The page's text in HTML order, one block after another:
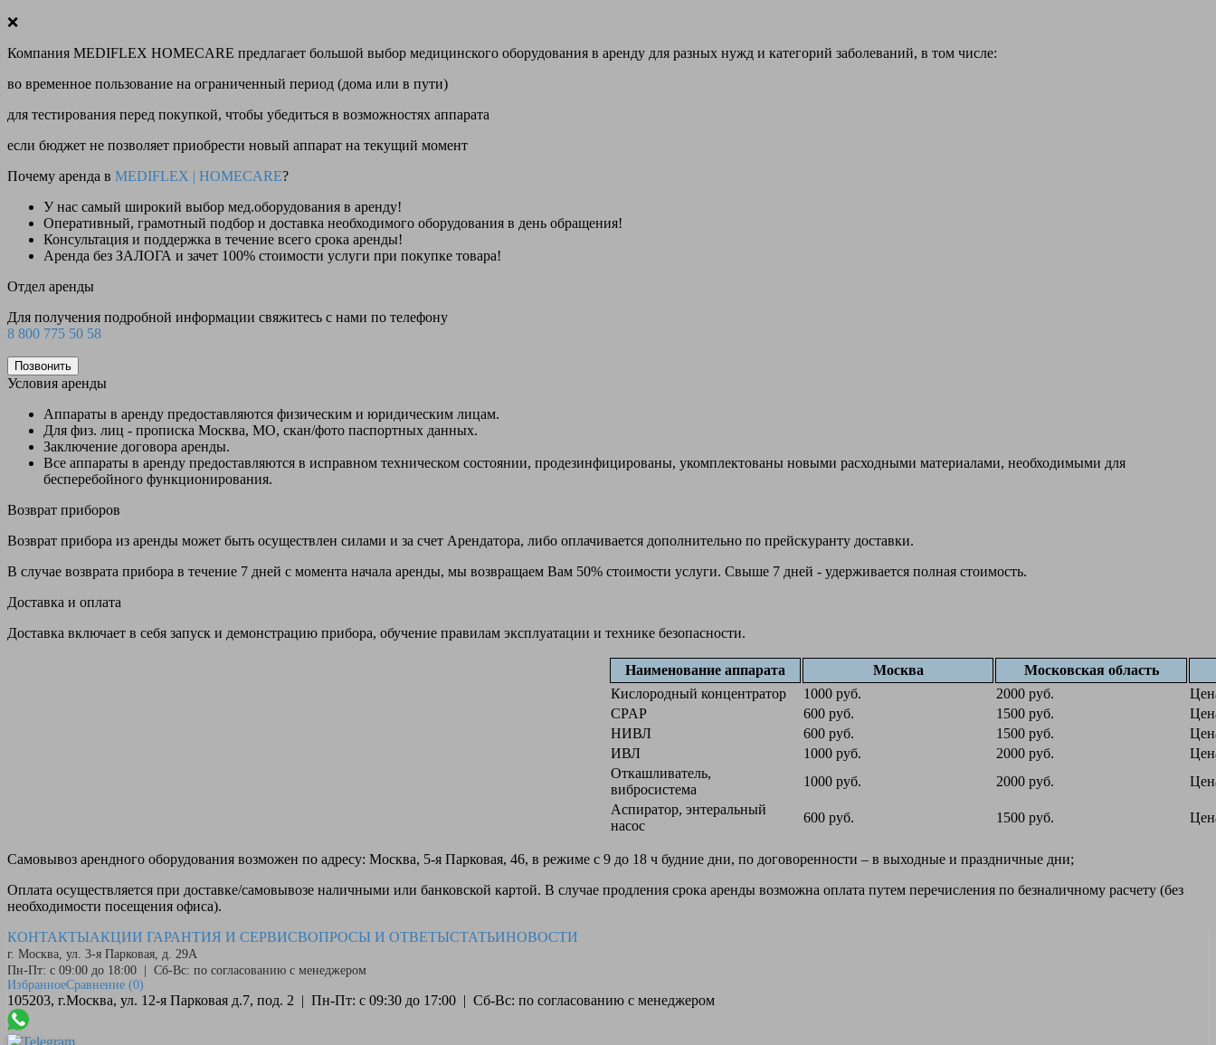
❌
Компания MEDIFLEX HOMECARE предлагает большой выбор медицинского оборудования в аренду для разных нужд и категорий заболеваний, в том числе:
во временное пользование на ограниченный период (дома или в пути)
для тестирования перед покупкой, чтобы убедиться в возможностях аппарата
если бюджет не позволяет приобрести новый аппарат на текущий момент
Почему аренда в MEDIFLEX | HOMECARE?
У нас самый широкий выбор мед.оборудования в аренду!
Оперативный, грамотный подбор и доставка необходимого оборудования в день обращения!
Консультация и поддержка в течение всего срока аренды!
Аренда без ЗАЛОГА и зачет 100% стоимости услуги при покупке товара!
Отдел аренды
Для получения подробной информации свяжитесь с нами по телефону
8 800 775 50 58
Позвонить
Условия аренды
Аппараты в аренду предоставляются физическим и юридическим лицам.
Для физ. лиц - прописка Москва, МО, скан/фото паспортных данных.
Заключение договора аренды.
Все аппараты в аренду предоставляются в исправном техническом состоянии, продезинфицированы, укомплектованы новыми расходными материалами, необходимыми для
бесперебойного функционирования.
Возврат приборов
Возврат прибора из аренды может быть осуществлен силами и за счет Арендатора, либо оплачивается дополнительно по прейскуранту доставки.
В случае возврата прибора в течение 7 дней с момента начала аренды, мы возвращаем Вам 50% стоимости услуги. Свыше 7 дней - удерживается полная стоимость.
Доставка и оплата
Доставка включает в себя запуск и демонстрацию прибора, обучение правилам эксплуатации и технике безопасности.
Наименование аппарата Москва
Московская область
Кислородный концентратор
1000 руб. 2000 руб.
CPAP
600 руб. 1500 руб.
НИВЛ
600 руб. 1500 руб.
ИВЛ
1000 руб. 2000 руб.
Откашливатель,
вибросистема
1000 руб. 2000 руб.
Аспиратор, энтеральный
насос
600 руб. 1500 руб.
Самовывоз арендного оборудования возможен по адресу: Москва, 5-я Парковая, 46, в режиме с 9 до 18 ч будние дни, по договоренности – в выходные и праздничные дни;
Оплата осуществляется при доставке/самовывозе наличными или банковской картой. В случае продления срока аренды возможна оплата путем перечисления по безналичному расчету (без
необходимости посещения офиса).
КОНТАКТЫАКЦИИ ГАРАНТИЯ И СЕРВИСВОПРОСЫ И ОТВЕТЫСТАТЬИНОВОСТИ
г. Москва, ул. 3-я Парковая, д. 29А
Пн-Пт: с 09:00 до 18:00 | Сб-Вс: по согласованию с менеджером
ИзбранноеСравнение (0)
105203, г.Москва, ул. 12-я Парковая д.7, под. 2 | Пн-Пт: с 09:30 до 17:00 | Сб-Вс: по согласованию с менеджером